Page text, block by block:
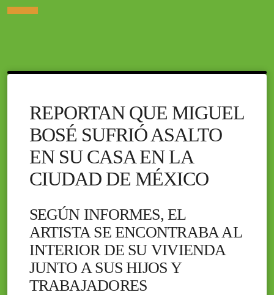
REPORTAN QUE MIGUEL
BOSÉ SUFRIÓ ASALTO
EN SU CASA EN LA
CIUDAD DE MÉXICO
SEGÚN INFORMES, EL
ARTISTA SE ENCONTRABA AL
INTERIOR DE SU VIVIENDA
JUNTO A SUS HIJOS Y
TRABAJADORES